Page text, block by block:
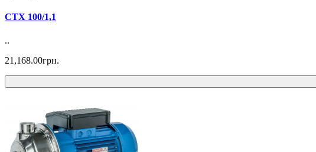
CTX 100/1,1
..
21,168.00грн.